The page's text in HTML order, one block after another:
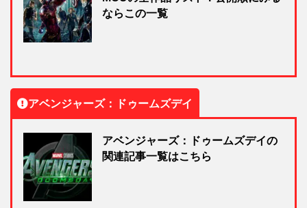
ならこの一覧
アベンジャーズ：ドゥームズデイ
アベンジャーズ：ドゥームズデイの
関連記事一覧はこちら